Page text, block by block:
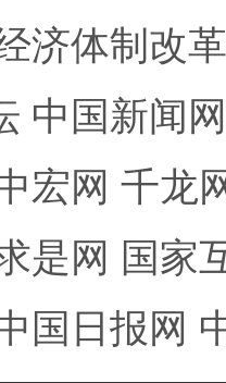
济体制改
中国新闻网
宏网 千龙
是网 国家
国日报网